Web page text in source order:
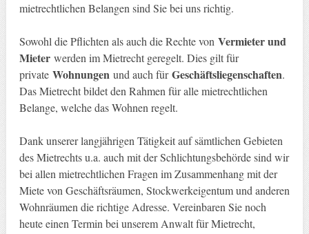
mietrechtlichen Belangen sind Sie bei uns richtig.
Sowohl die Pflichten als auch die Rechte von Vermieter und
Mieterwerden im Mietrecht geregelt. Dies gilt für
private Wohnungenund auch fürGeschäftsliegenschaften.
Das Mietrecht bildet den Rahmen für alle mietrechtlichen
Belange, welche das Wohnen regelt.
Dank unserer langjährigen Tätigkeit auf sämtlichen Gebieten
des Mietrechts u.a. auch mit der Schlichtungsbehörde sind wir
bei allen mietrechtlichen Fragen im Zusammenhang mit der
Miete von Geschäftsräumen, Stockwerkeigentum und anderen
Wohnräumen die richtige Adresse. Vereinbaren Sie noch
heute einen Termin bei unserem Anwalt für Mietrecht,